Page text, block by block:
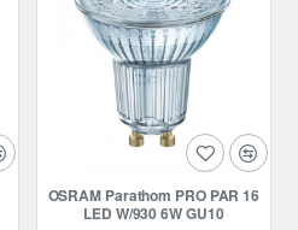
OSRAM Parathom PRO PAR 16
LED W/930 6W GU10